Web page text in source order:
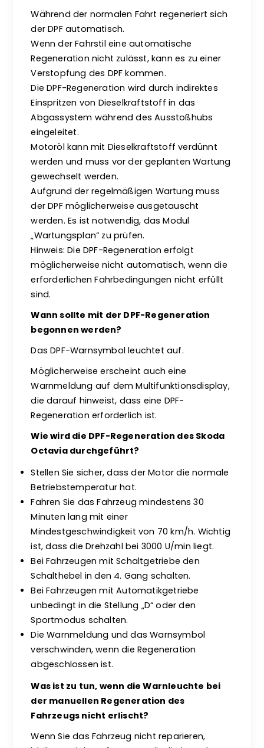
Während der normalen Fahrt regeneriert sich
der DPF automatisch.
Wenn der Fahrstil eine automatische
Regeneration nicht zulässt, kann es zu einer
Verstopfung des DPF kommen.
Die DPF-Regeneration wird durch indirektes
Einspritzen von Dieselkraftstoff in das
Abgassystem während des Ausstoßhubs
eingeleitet.
Motoröl kann mit Dieselkraftstoff verdünnt
werden und muss vor der geplanten Wartung
gewechselt werden.
Aufgrund der regelmäßigen Wartung muss
der DPF möglicherweise ausgetauscht
werden. Es ist notwendig, das Modul
„Wartungsplan“ zu prüfen.
Hinweis: Die DPF-Regeneration erfolgt
möglicherweise nicht automatisch, wenn die
erforderlichen Fahrbedingungen nicht erfüllt
sind.
Wann sollte mit der DPF-Regeneration
begonnen werden?
Das DPF-Warnsymbol leuchtet auf.
Möglicherweise erscheint auch eine
Warnmeldung auf dem Multifunktionsdisplay,
die darauf hinweist, dass eine DPF-
Regeneration erforderlich ist.
Wie wird die DPF-Regeneration des Skoda
Octavia durchgeführt?
Stellen Sie sicher, dass der Motor die normale
Betriebstemperatur hat.
Fahren Sie das Fahrzeug mindestens 30
Minuten lang mit einer
Mindestgeschwindigkeit von 70 km/h. Wichtig
ist, dass die Drehzahl bei 3000 U/min liegt.
Bei Fahrzeugen mit Schaltgetriebe den
Schalthebel in den 4. Gang schalten.
Bei Fahrzeugen mit Automatikgetriebe
unbedingt in die Stellung „D“ oder den
Sportmodus schalten.
Die Warnmeldung und das Warnsymbol
verschwinden, wenn die Regeneration
abgeschlossen ist.
Was ist zu tun, wenn die Warnleuchte bei
der manuellen Regeneration des
Fahrzeugs nicht erlischt?
Wenn Sie das Fahrzeug nicht reparieren,